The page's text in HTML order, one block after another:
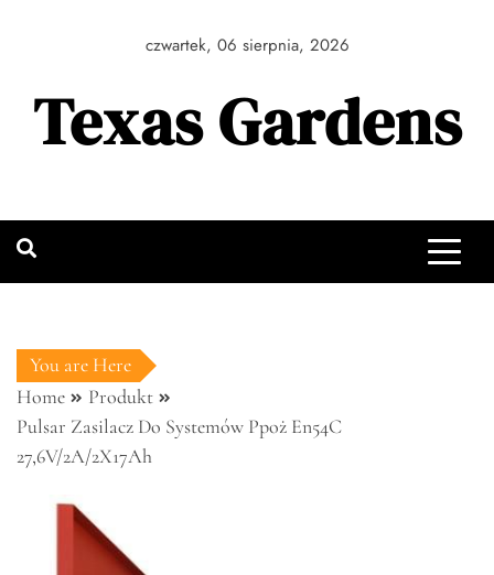
czwartek, 06 sierpnia, 2026
Texas Gardens
You are Here
Home
Produkt
Pulsar Zasilacz Do Systemów Ppoż En54C
27,6V/2A/2X17Ah